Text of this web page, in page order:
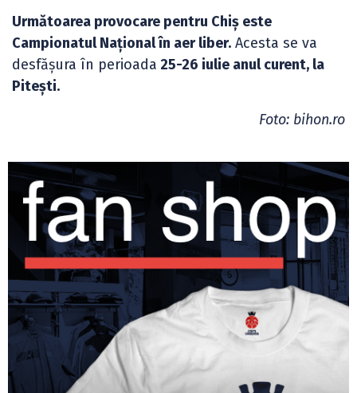
Următoarea provocare pentru Chiș este
Campionatul Național în aer liber. Acesta se va
desfășura în perioada 25-26 iulie anul curent, la
Pitești.
Foto: bihon.ro